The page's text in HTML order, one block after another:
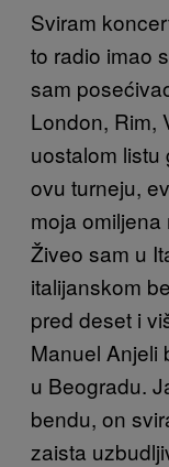
Sviram
to radio imao
sam
London, Rim,
uostalom
ovu turneju,
moja
Živeo sam u
italijanskom
pred deset i
Manuel Anjeli
u Beogradu.
bendu, on
zaista